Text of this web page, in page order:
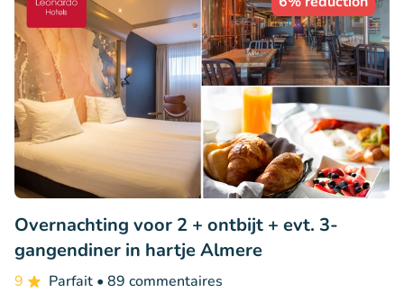
Overnachting voor 2 + ontbijt + evt. 3-
gangendiner in hartje Almere
9 Parfait • 89 commentaires